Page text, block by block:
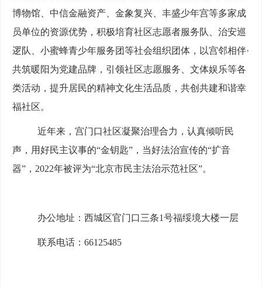
博物馆、 中信金融资产 、金象复兴、丰盛少年宫等多家成
员单位的资源优势 ， 积极培育社区志愿者服务队、 治安巡
逻队
小蜜蜂青少年服务团等社会组织团体， 以宫邻相伴·
共筑暖阳 为党建品牌 ， 引 领社区志愿服务、文体娱乐等各
类活动， 提升居民的精神文化生活品质， 共创 共建和谐幸
福社区。
近年来，宫门口社区凝聚治理合力，认真倾听民
声，用好民主议事的“金钥匙”，当好法治宣传的“扩音
器”，2022年被评为“北京市民主法治示范社区”。
办公地址 ： 西城区官门口三条1号福绥境大楼一层
联系电话 ： 66125485